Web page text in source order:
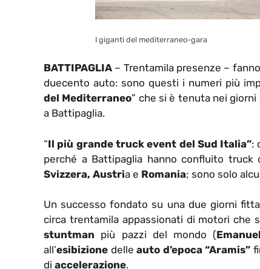
I giganti del mediterraneo-gara
BATTIPAGLIA – Trentamila presenze –
duecento auto: sono questi i numeri più
del Mediterraneo” che si è tenuta nei giorni
a Battipaglia.
“Il più grande truck event del Sud Italia”:
perché a Battipaglia hanno confluito truck
Svizzera, Austria e Romania; sono solo
Un successo fondato su una due giorni
circa trentamila appassionati di motori che
stuntman più pazzi del mondo (
all’esibizione delleauto d’epoca “Aramis”
di accelerazione.